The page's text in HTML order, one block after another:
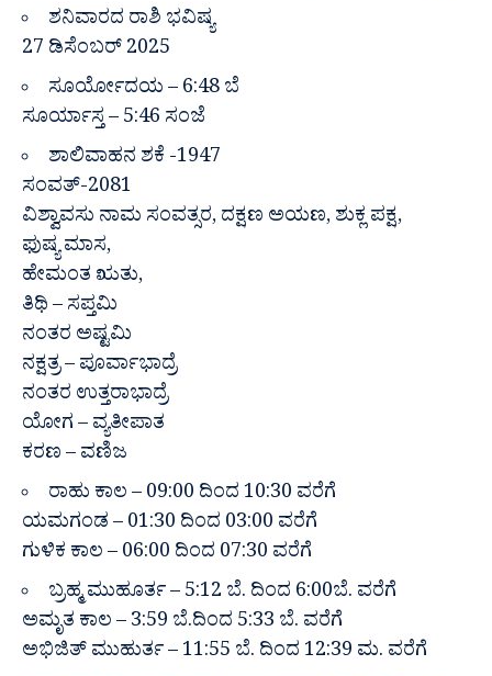
ಶನಿವಾರದ ರಾಶಿ ಭವಿಷ್ಯ
27 ಡಿಸೆಂಬರ್ 2025
ಸೂರ್ಯೋದಯ – 6:48 ಬೆ
ಸೂರ್ಯಾಸ್ತ – 5:46 ಸಂಜೆ
ಶಾಲಿವಾಹನ ಶಕೆ -1947
ಸಂವತ್-2081
ವಿಶ್ವಾವಸು ನಾಮ ಸಂವತ್ಸರ, ದಕ್ಷಣ ಅಯಣ, ಶುಕ್ಲ ಪಕ್ಷ,
ಫುಷ್ಯ ಮಾಸ,
ಹೇಮಂತ ಋತು,
ತಿಥಿ – ಸಪ್ತಮಿ
ನಂತರ ಅಷ್ಟಮಿ
ನಕ್ಷತ್ರ – ಪೂರ್ವಾಭಾದ್ರೆ
ನಂತರ ಉತ್ತರಾಭಾದ್ರೆ
ಯೋಗ – ವ್ಯತೀಪಾತ
ಕರಣ – ವಣಿಜ
ರಾಹು ಕಾಲ – 09:00 ದಿಂದ 10:30 ವರೆಗೆ
ಯಮಗಂಡ – 01:30 ದಿಂದ 03:00 ವರೆಗೆ
ಗುಳಿಕ ಕಾಲ – 06:00 ದಿಂದ 07:30 ವರೆಗೆ
ಬ್ರಹ್ಮ ಮುಹೂರ್ತ – 5:12 ಬೆ. ದಿಂದ 6:00ಬೆ. ವರೆಗೆ
ಅಮೃತ ಕಾಲ – 3:59 ಬೆ.ದಿಂದ 5:33 ಬೆ. ವರೆಗೆ
ಅಭಿಜಿತ್ ಮುಹುರ್ತ – 11:55 ಬೆ. ದಿಂದ 12:39 ಮ. ವರೆಗೆ